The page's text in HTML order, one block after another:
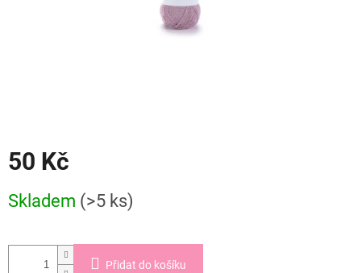
50 Kč
cena:
Skladem (>5 ks)
Přidat do košíku